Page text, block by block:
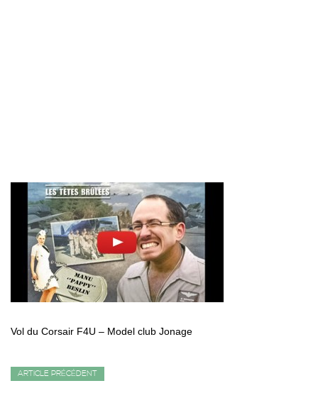
Vol du Corsair F4U – Model club Jonage
ARTICLE PRÉCÉDENT